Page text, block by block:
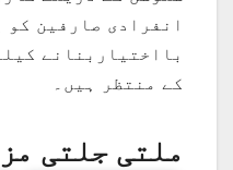
انفرادی صارفین کو
بااختیاربنانے
کے منتظر ہیں۔
ملتی جلتی